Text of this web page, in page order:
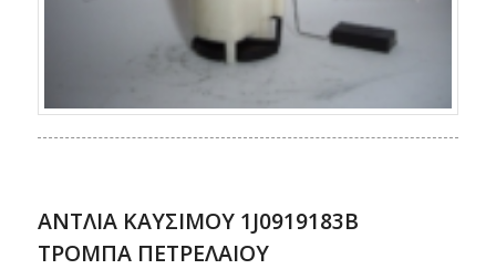
ΑΝΤΛΙΑ ΚΑΥΣΙΜΟΥ 1J0919183B
ΤΡΟΜΠΑ ΠΕΤΡΕΛΑΙΟΥ